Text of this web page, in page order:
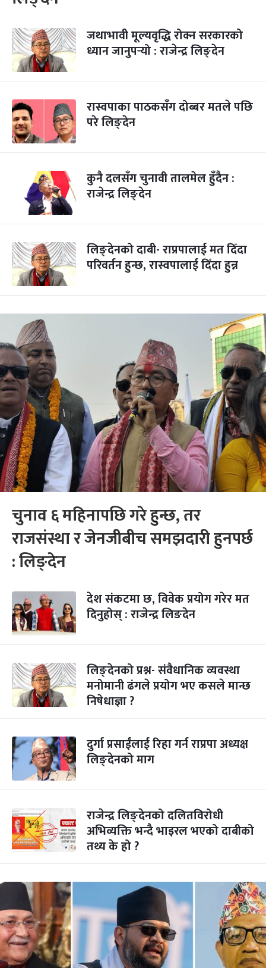
जथाभावी मूल्यवृद्धि रोक्न सरकारको
ध्यान जानुपर्‍यो : राजेन्द्र लिङ्देन
रास्वपाका पाठकसँग दोब्बर मतले पछि
परे लिङ्देन
कुनै दलसँग चुनावी तालमेल हुँदैन :
राजेन्द्र लिङ्देन
लिङ्देनको दाबी- राप्रपालाई मत दिँदा
परिवर्तन हुन्छ, रास्वपालाई दिँदा हुन्न
चुनाव ६ महिनापछि गरे हुन्छ, तर
राजसंस्था र जेनजीबीच समझदारी हुनपर्छ
: लिङ्देन
देश संकटमा छ, विवेक प्रयोग गरेर मत
दिनुहोस् : राजेन्द्र लिङदेन
लिङ्देनको प्रश्न- संवैधानिक व्यवस्था
मनोमानी ढंगले प्रयोग भए कसले मान्छ
निषेधाज्ञा ?
दुर्गा प्रसाईंलाई रिहा गर्न राप्रपा अध्यक्ष
लिङ्देनको माग
राजेन्द्र लिङ्देनको दलितविरोधी
अभिव्यक्ति भन्दै भाइरल भएको दाबीको
तथ्य के हो ?